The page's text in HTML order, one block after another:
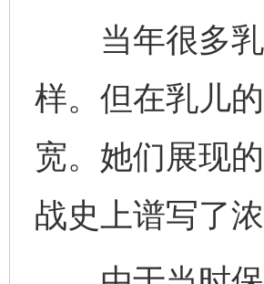
当年很多乳
样。但在乳儿
宽。她们展现
战史上谱写了